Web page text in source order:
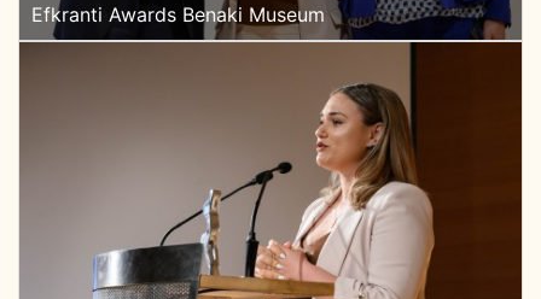
Efkranti Awards Benaki Museum